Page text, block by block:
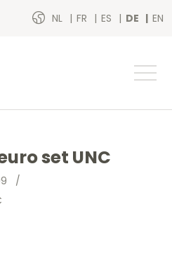
NL FR ES DE EN
set UNC
/